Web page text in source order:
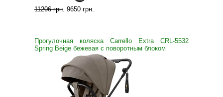
11206 грн. 9650 грн.
Прогулочная коляска Carrello Extra CRL-5532
Spring Beige бежевая с поворотным блоком